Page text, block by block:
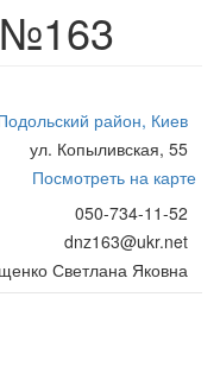
№163
район, Киев
ул. Копыливская, 55
Посмотреть на карте
050-734-11-52
dnz163@ukr.net
Светлана Яковна